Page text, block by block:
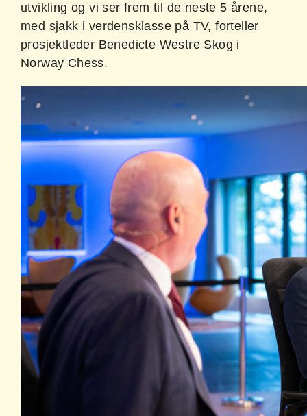
utvikling og vi ser frem til de neste 5 årene,
med sjakk i verdensklasse på TV, forteller
prosjektleder Benedicte Westre Skog i
Norway Chess.